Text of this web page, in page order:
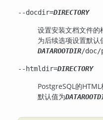
--docdir=DIRECTORY
设置安装文档文件的
为后续选项设置默
DATAROOTDIR/doc/
--htmldir=DIRECTORY
PostgreSQL 的HTML
默认值为